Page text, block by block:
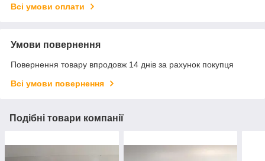
Всі умови оплати
Умови повернення
Повернення товару впродовж 14 днів за рахунок покупця
Всі умови повернення
Подібні товари компанії